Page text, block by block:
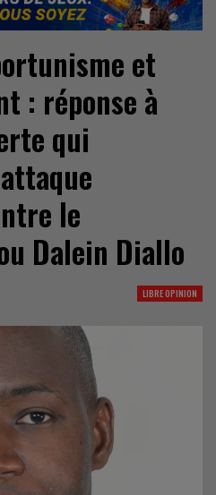
et
: réponse à
qui
le
Dalein Diallo
LIBRE OPINION